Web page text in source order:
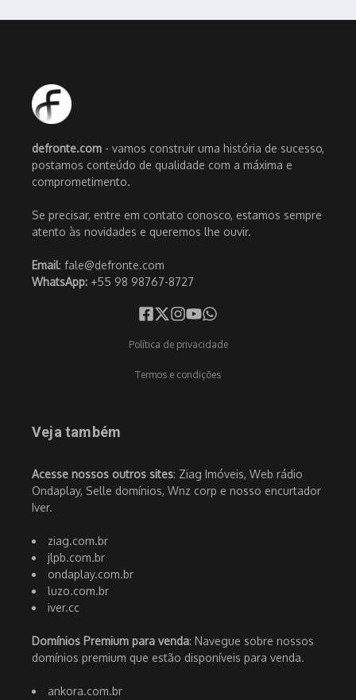
defronte.com - vamos construir uma história de sucesso,
postamos conteúdo de qualidade com a máxima e
comprometimento.
Se precisar, entre em contato conosco, estamos sempre
atento às novidades e queremos lhe ouvir.
Email: fale@defronte.com
WhatsApp: +55 98 98767-8727
Política de privacidade
Termos e condições
Veja também
Acesse nossos outros sites: Ziag Imóveis, Web rádio
Ondaplay, Selle domínios, Wnz corp e nosso encurtador
Iver.
ziag.com.br
jlpb.com.br
ondaplay.com.br
luzo.com.br
iver.cc
Domínios Premium para venda: Navegue sobre nossos
domínios premium que estão disponíveis para venda.
ankora.com.br